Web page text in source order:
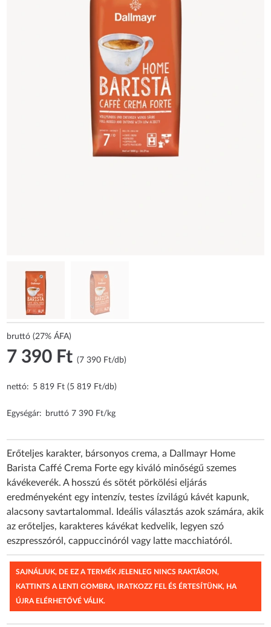
bruttó (27% ÁFA)
7 390 Ft(7 390 Ft/db)
nettó: 5 819 Ft (5 819 Ft/db)
Egységár: bruttó 7 390 Ft/kg
Erőteljes karakter, bársonyos crema, a Dallmayr Home
Barista Caffé Crema Forte egy kiváló minőségű szemes
kávékeverék. A hosszú és sötét pörkölési eljárás
eredményeként egy intenzív, testes ízvilágú kávét kapunk,
alacsony savtartalommal. Ideális választás azok számára, akik
az erőteljes, karakteres kávékat kedvelik, legyen szó
eszpresszóról, cappuccinóról vagy latte macchiatóról.
SAJNÁLJUK, DE EZ A TERMÉK JELENLEG NINCS RAKTÁRON,
KATTINTS A LENTI GOMBRA, IRATKOZZ FEL ÉS ÉRTESÍTÜNK, HA
ÚJRA ELÉRHETŐVÉ VÁLIK.